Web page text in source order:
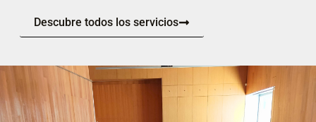
Descubre todos los servicios